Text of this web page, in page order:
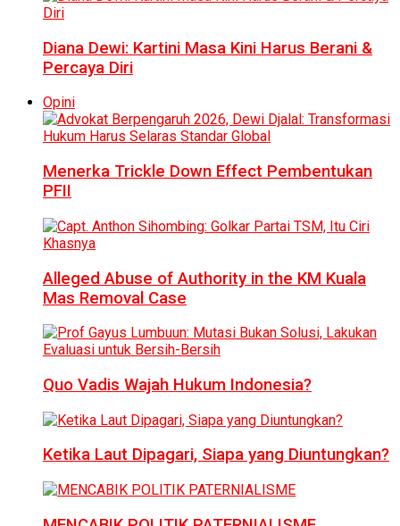
Diana Dewi: Kartini Masa Kini Harus Berani &
Percaya Diri
Opini
Menerka Trickle Down Effect Pembentukan
PFII
Alleged Abuse of Authority in the KM Kuala
Mas Removal Case
Quo Vadis Wajah Hukum Indonesia?
Ketika Laut Dipagari, Siapa yang Diuntungkan?